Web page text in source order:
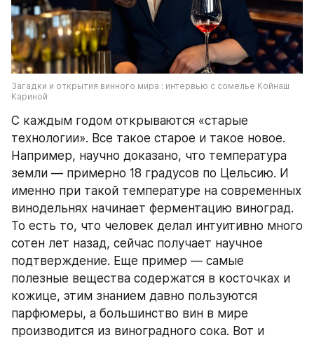
Загадки и открытия винного мира : интервью с сомелье Койнаш
Кариной
С каждым годом открываются «старые
технологии». Все такое старое и такое новое.
Например, научно доказано, что температура
земли — примерно 18 градусов по Цельсию. И
именно при такой температуре на современных
винодельнях начинает ферментацию виноград.
То есть то, что человек делал интуитивно много
сотен лет назад, сейчас получает научное
подтверждение. Еще пример — самые
полезные вещества содержатся в косточках и
кожице, этим знанием давно пользуются
парфюмеры, а большинство вин в мире
производится из виноградного сока. Вот и